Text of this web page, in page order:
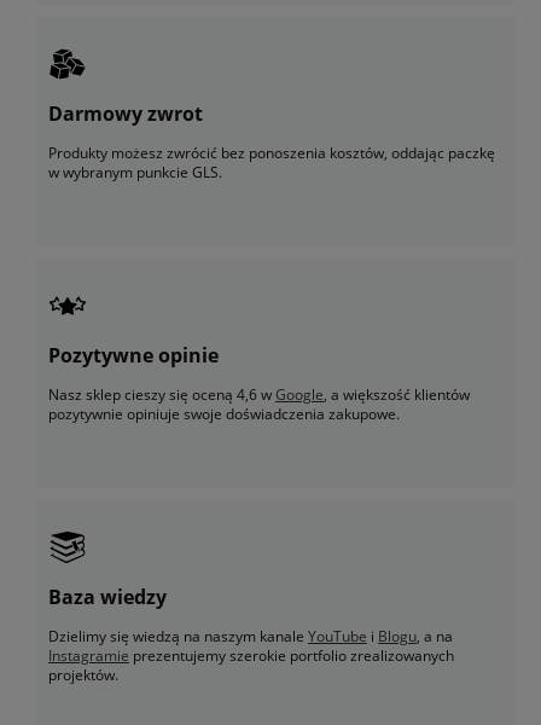
Darmowy zwrot
Produkty możesz zwrócić bez ponoszenia kosztów, oddając paczkę
w wybranym punkcie GLS.
Pozytywne opinie
Nasz sklep cieszy się oceną 4,6 wGoogle, a większość klientów
pozytywnie opiniuje swoje doświadczenia zakupowe.
Baza wiedzy
Dzielimy się wiedzą na naszym kanale YouTube i Blogu, a na
Instagramie prezentujemy szerokie portfolio zrealizowanych
projektów.